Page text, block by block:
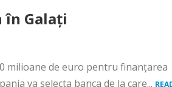
în Galaţi
milioane de euro pentru finanţarea
va selecta banca de la care...